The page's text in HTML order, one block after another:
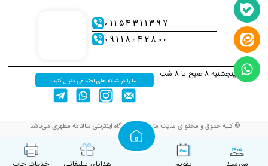
01154311397
09118042800
شنبه تا پنجشنبه 8 صبح تا 8 شب
ما را در شبکه های اجتماعی دنبال کنید
© کلیه حقوق و محتوای سایت متعلق به فروشگاه اینترنتی سالنامه مطهری می‌باشد.